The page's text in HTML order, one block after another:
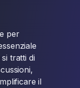
per
tratti di
il